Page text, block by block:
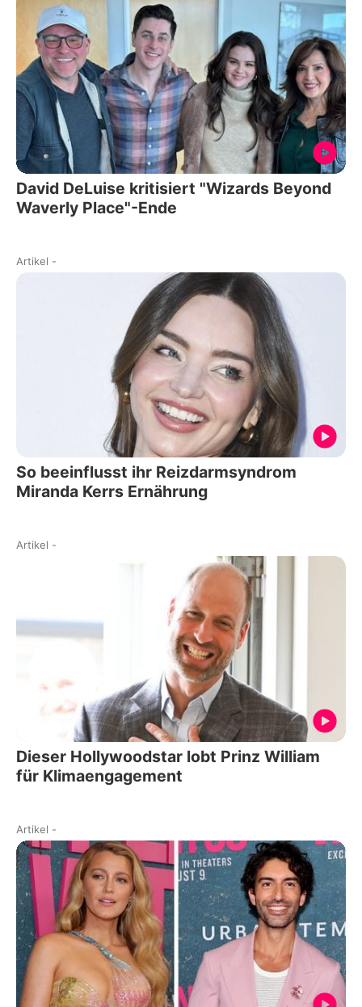
David DeLuise kritisiert "Wizards Beyond
Waverly Place"-Ende
Artikel -
So beeinflusst ihr Reizdarmsyndrom
Miranda Kerrs Ernährung
Artikel -
Dieser Hollywoodstar lobt Prinz William
für Klimaengagement
Artikel -